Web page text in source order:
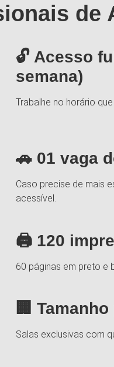
de
🔓 Acesso
semana)
Trabalhe no horário
🚗 01 vaga
Caso precise de mais
acessível.
🖨 120
60 páginas em preto e
🏢
Salas exclusivas com